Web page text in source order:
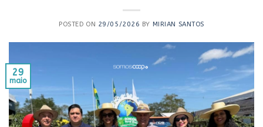
POSTED ON 29/05/2026 BY MIRIAN SANTOS
29
maio